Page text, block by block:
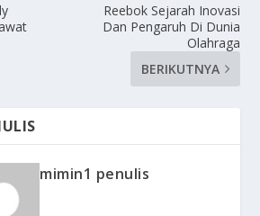
Reebok Sejarah Inovasi
Dan Pengaruh Di Dunia
Olahraga
BERIKUTNYA
mimin1 penulis